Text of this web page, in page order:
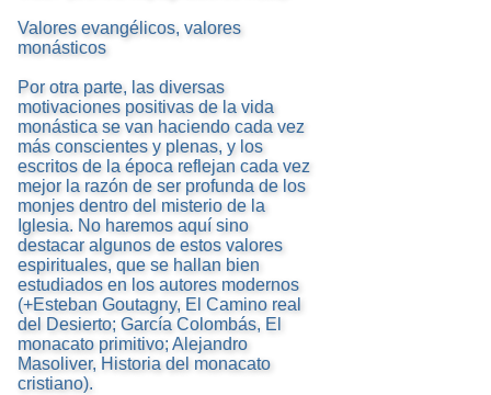
Valores evangélicos, valores
monásticos
Por otra parte, las diversas
motivaciones positivas de la vida
monástica se van haciendo cada vez
más conscientes y plenas, y los
escritos de la época reflejan cada vez
mejor la razón de ser profunda de los
monjes dentro del misterio de la
Iglesia. No haremos aquí sino
destacar algunos de estos valores
espirituales, que se hallan bien
estudiados en los autores modernos
(+Esteban Goutagny, El Camino real
del Desierto; García Colombás, El
monacato primitivo; Alejandro
Masoliver, Historia del monacato
cristiano).